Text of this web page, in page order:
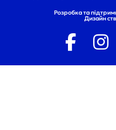
Розробка та
Дизайн